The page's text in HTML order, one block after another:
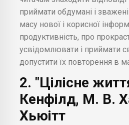
приймати обдумані і
масу нової і корисної
продуктивність, про
усвідомлювати і приймати
допустити їх повторення в
2. "Цілісне
Кенфілд, М. В.
Хьюітт